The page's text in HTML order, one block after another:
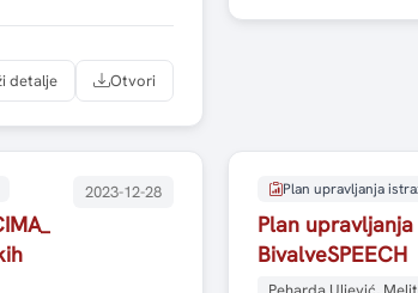
detalje Otvori
2023-12-28 Plan upravljanja
Plan
BivalveSPEECH